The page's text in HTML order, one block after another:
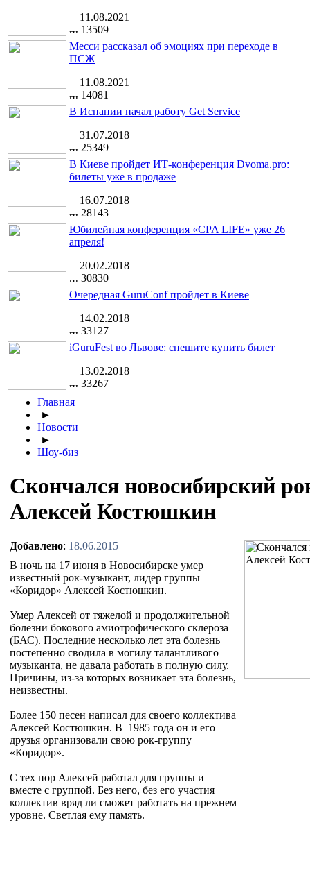
11.08.2021
13509
Месси рассказал об эмоциях при переходе в
ПСЖ
11.08.2021
14081
В Испании начал работу Get Service
31.07.2018
25349
В Киеве пройдет ИТ-конференция Dvoma.pro:
билеты уже в продаже
16.07.2018
28143
Юбилейная конференция «CPA LIFE» уже 26
апреля!
20.02.2018
30830
Очередная GuruConf пройдет в Киеве
14.02.2018
33127
iGuruFest во Львове: спешите купить билет
13.02.2018
33267
Главная
►
Новости
►
Шоу-биз
Скончался новосибирский
Алексей Костюшкин
Добавлено: 18.06.2015
В ночь на 17 июня в Новосибирске умер
известный рок-музыкант, лидер группы
«Коридор» Алексей Костюшкин.
Умер Алексей от тяжелой и продолжительной
болезни бокового амиотрофического склероза
(БАС). Последние несколько лет эта болезнь
постепенно сводила в могилу талантливого
музыканта, не давала работать в полную силу.
Причины, из-за которых возникает эта болезнь,
неизвестны.
Более 150 песен написал для своего коллектива
Алексей Костюшкин. В 1985 года он и его
друзья организовали свою рок-группу
«Коридор».
С тех пор Алексей работал для группы и
вместе с группой. Без него, без его участия
коллектив вряд ли сможет работать на прежнем
уровне. Светлая ему память.